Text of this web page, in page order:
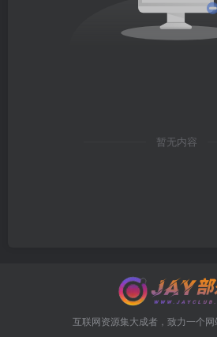
暂无内容
互联网资源集大成者，致力一个